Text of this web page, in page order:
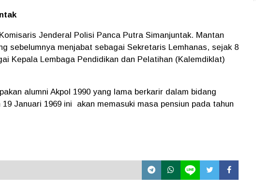
Jenderal Polisi Panca Putra Simanjuntak. Mantan
sebelumnya menjabat sebagai Sekretaris Lemhanas, sejak 8
Kepala Lembaga Pendidikan dan Pelatihan (Kalemdiklat)
alumni Akpol 1990 yang lama berkarir dalam bidang
Januari 1969 ini
akan memasuki masa pensiun pada tahun